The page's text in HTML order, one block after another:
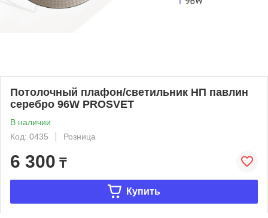
Потолочный плафон/светильник НП павлин
серебро 96W PROSVET
В наличии
Код: 0435
Розница
6 300 ₸
Купить